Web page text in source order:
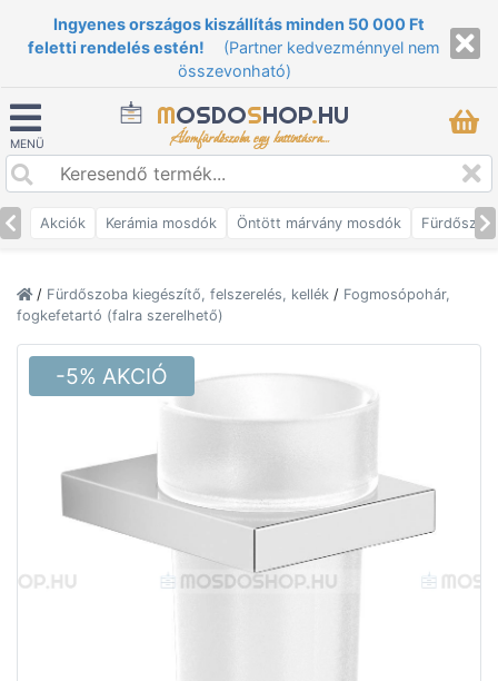
Ingyenes országos kiszállítás minden 50 000 Ft
feletti rendelés estén!
(Partner kedvezménnyel nem
összevonható)
MENÜ
MOSDOSHOP.HU
Álomfürdőszoba egy kattintásra...
Akciók Kerámia mosdók Öntött márvány mosdók
/ Fürdőszoba kiegészítő, felszerelés, kellék / Fogmosópohár,
fogkefetartó (falra szerelhető)
-5% AKCIÓ